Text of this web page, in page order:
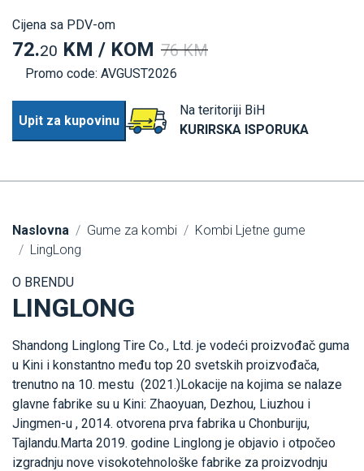
Cijena sa PDV-om
72.20 KM / KOM 76 KM
Promo code: AVGUST2026
Upit za kupovinu
Na teritoriji BiH
KURIRSKA ISPORUKA
Naslovna Gume za kombi
Kombi Ljetne gume
LingLong
O BRENDU
LINGLONG
Shandong Linglong Tire Co., Ltd. je vodeći proizvođač guma
u Kini i konstantno među top 20 svetskih proizvođača,
trenutno na 10. mestu (2021.)Lokacije na kojima se nalaze
glavne fabrike su u Kini: Zhaoyuan, Dezhou, Liuzhou i
Jingmen-u , 2014. otvorena prva fabrika u Chonburiju,
Tajlandu.Marta 2019. godine Linglong je objavio i otpočeo
izgradnju nove visokotehnološke fabrike za proizvodnju